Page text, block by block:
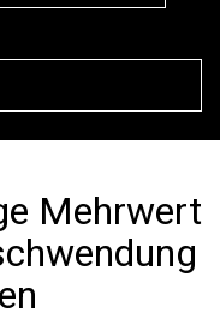
Mehrwert